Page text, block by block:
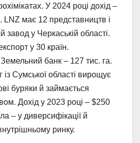
У 2024 році дохід –
LNZ має 12 представництв і
завод у Черкаській області.
у 30 країн.
банк – 127 тис. га.
із Сумської області вирощує
буряки й займається
Дохід у 2023 році – $250
– у диверсифікації й
ринку.